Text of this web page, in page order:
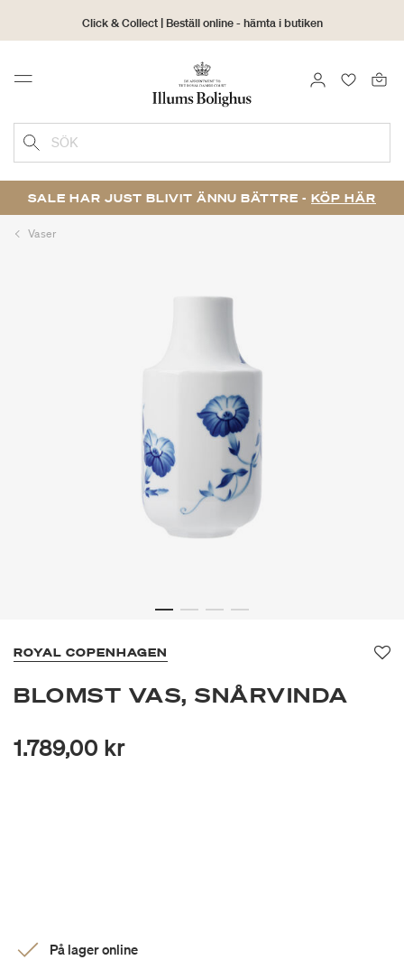
Click & Collect | Beställ online - hämta i butiken
30 dagars returrätt
Menu LOGGA IN
SÖK
SALE HAR JUST BLIVIT ÄNNU BÄTTRE - KÖP HÄR
Vaser
ROYAL COPENHAGEN
BLOMST VAS, SNÅRVINDA
1.789,00 kr
På lager online